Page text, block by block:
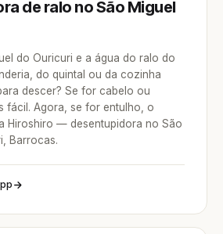
de ralo no São Miguel
do Ouricuri e a água do ralo do
do quintal ou da cozinha
descer? Se for cabelo ou
fácil. Agora, se for entulho, o
Hiroshiro — desentupidora no São
Barrocas.